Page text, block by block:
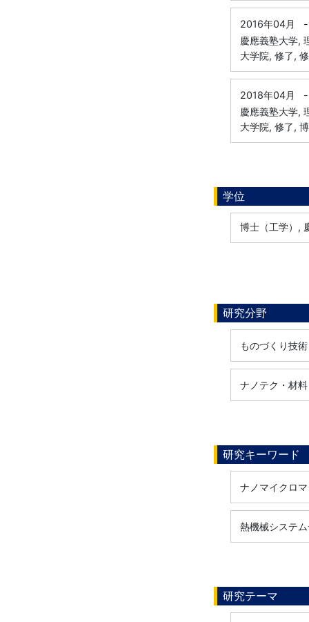
2016年04月
-
慶應義塾大学,
大学院, 修了,
2018年04月
-
慶應義塾大学,
大学院, 修了,
学位
博士（工学）,
研究分野
ものづくり技
ナノテク・材
研究キーワード
ナノマイクロ
熱機械システ
研究テーマ